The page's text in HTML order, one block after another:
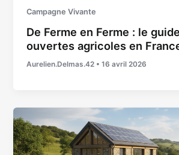
Campagne Vivante
De Ferme en Ferme : le
ouvertes agricoles en
Aurelien.Delmas.42 •16 avril 2026